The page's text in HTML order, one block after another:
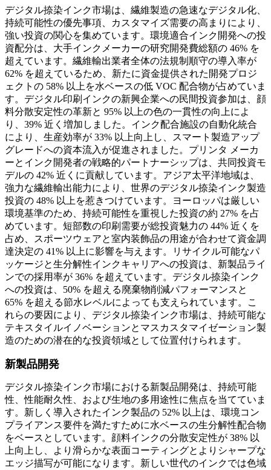
デジタル捺染インク市場は、繊維製造の急速なデジタル化、
持続可能性の優先事項、カスタマイズ需要の高まりにより、
強い投資の関心を集めています。環境適合インク開発への投
資配分は、大手インクメーカーの研究開発費総額の 46% を
超えています。繊維輸出業者全体の法規制順守の導入率が
62% を超えているため、新たに資金提供された開発プロジ
ェクトの 58% 以上を水ベースの低 VOC 配合物が占めていま
す。デジタル印刷インクの新興企業への民間投資参加は、顔
料分散安定性の革新と 95% 以上の色の一貫性の向上によ
り、39% 近く増加しました。インク配合施設の自動化統合
により、生産効率が 33% 以上向上し、スマート製造アップ
グレードへの資本流入が促進されました。プリンタ メーカ
ーとインク開発者の戦略的パートナーシップは、共同投資モ
デルの 42% 近くに貢献しています。アジア太平洋地域は、
強力な繊維輸出能力により、世界のデジタル捺染インク製造
投資の 48% 以上を惹きつけています。ヨーロッパは厳しい
環境基準のため、持続可能性を重視した投資の約 27% を占
めています。短部数の印刷需要が総投資魅力の 44% 近くを
占め、スポーツウェアと室内装飾品の用途が合わせて資金調
達決定の 41% 以上に影響を与えます。リサイクル可能なパ
ッケージと生分解性インクキャリアへの投資は、新製品ライ
ンでの採用率が 36% を超えています。デジタル捺染インク
への投資は、50% を超える廃棄物削減パフォーマンスと
65% を超える節水レベルによっても支えられています。こ
れらの要因により、デジタル捺染インク市場は、持続可能な
テキスタイルイノベーションとマスカスタマイゼーション製
造のための潜在的な投資領域として位置付けられます。
新製品開発
デジタル捺染インク市場における新製品開発は、持続可能
性、性能耐久性、および生地の多用途性に焦点を当てていま
す。新しく導入されたインク製品の 52% 以上は、環境コン
プライアンス要件を満たすために水ベースの生分解性配合物
をベースとしています。顔料インクの分散安定性が 38% 以
上向上し、より滑らかな表面コーティングとよりシャープな
エッジ描写が可能になります。新しい世代のインクでは色域